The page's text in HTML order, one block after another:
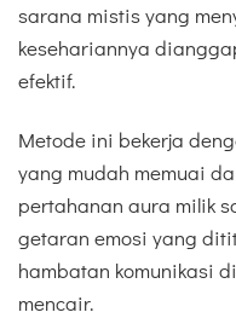
sarana mistis yang
kesehariannya
efektif.
Metode ini bekerja
yang mudah memuai
pertahanan aura milik
getaran emosi yang
hambatan komunikasi
mencair.